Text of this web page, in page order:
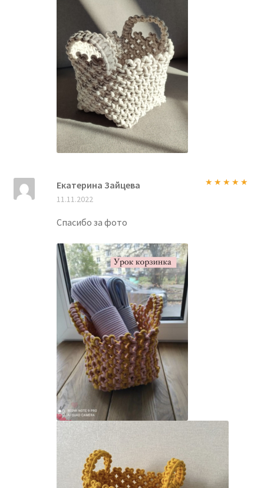
Екатерина Зайцева
11.11.2022
Спасибо за фото